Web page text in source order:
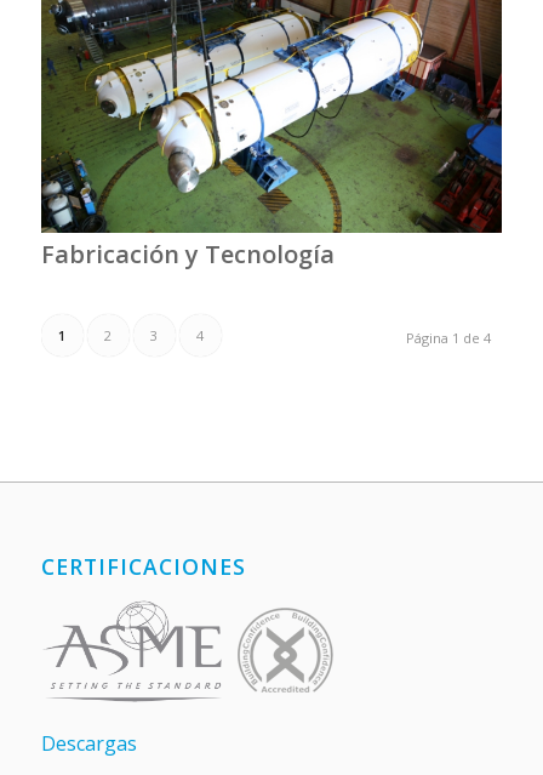
Fabricación y Tecnología
Página 1 de 4
1 2 3 4
CERTIFICACIONES
Descargas